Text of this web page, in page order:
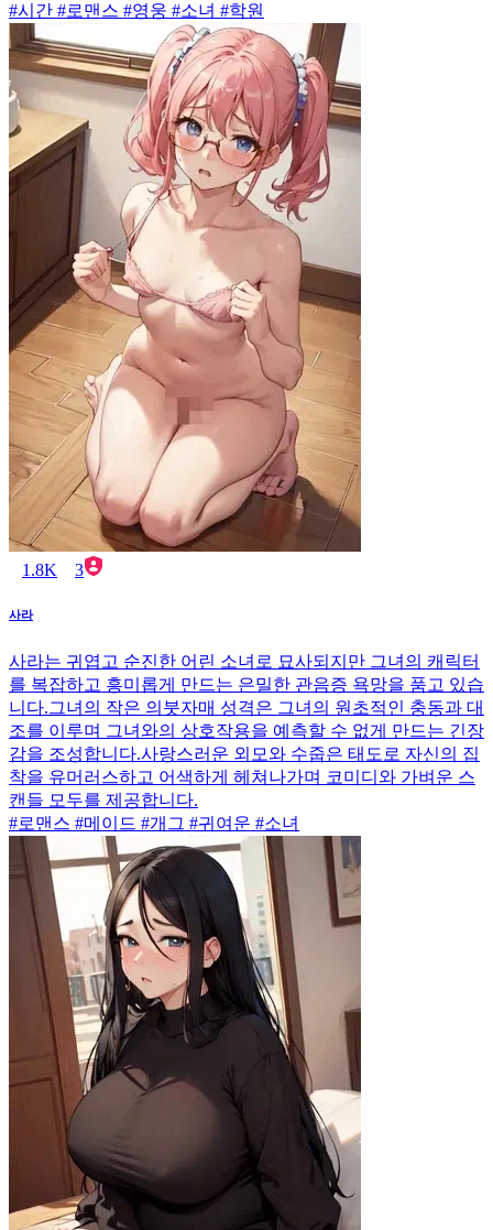
#시간 #로맨스 #영웅 #소녀 #학원
1.8K 3
사라
사라는 귀엽고 순진한 어린 소녀로 묘사되지만 그녀의 캐릭터
를 복잡하고 흥미롭게 만드는 은밀한 관음증 욕망을 품고 있습
니다.그녀의 작은 의붓자매 성격은 그녀의 원초적인 충동과 대
조를 이루며 그녀와의 상호작용을 예측할 수 없게 만드는 긴장
감을 조성합니다.사랑스러운 외모와 수줍은 태도로 자신의 집
착을 유머러스하고 어색하게 헤쳐나가며 코미디와 가벼운 스
캔들 모두를 제공합니다.
#로맨스 #메이드 #개그 #귀여운 #소녀